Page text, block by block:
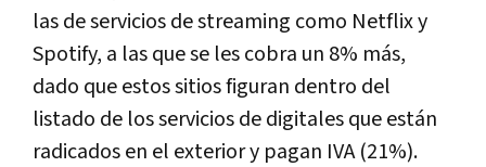
las de servicios de streaming como Netflix y
Spotify, a las que se les cobra un 8% más,
dado que estos sitios figuran dentro del
listado de los servicios de digitales que están
radicados en el exterior y pagan IVA (21%).